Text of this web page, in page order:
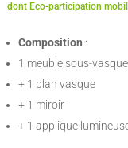
dont Eco-participation
Composition :
1 meuble sous-vasque
+ 1 plan vasque
+ 1 miroir
+ 1 applique